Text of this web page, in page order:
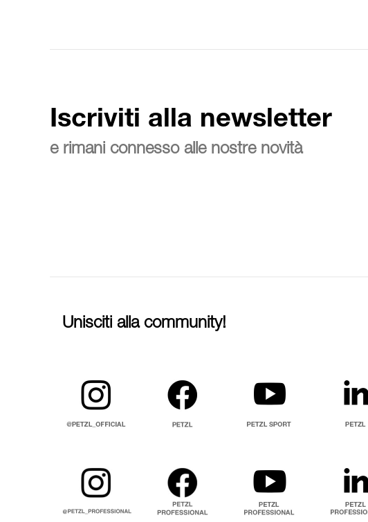
Iscriviti alla newsletter
e rimani connesso alle nostre novità
Unisciti alla community!